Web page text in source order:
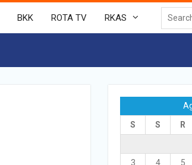
BKK ROTA TV RKAS
Search
for:
S
S R
3
4 5